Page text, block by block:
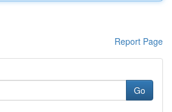
Report Page
Go